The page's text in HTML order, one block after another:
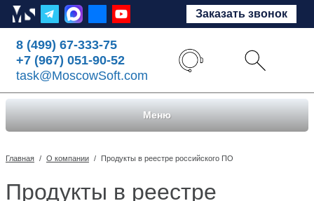
Заказать звонок
8 (499) 67-333-75
+7 (967) 051-90-52
task@MoscowSoft.com
Меню
Главная / О компании / Продукты в реестре российского ПО
Продукты в реестре